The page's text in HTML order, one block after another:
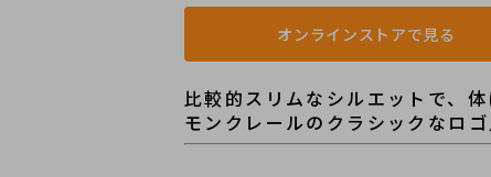
オンラインストアで見る
比較的スリムなシルエットで、
モンクレールのクラシックなロ